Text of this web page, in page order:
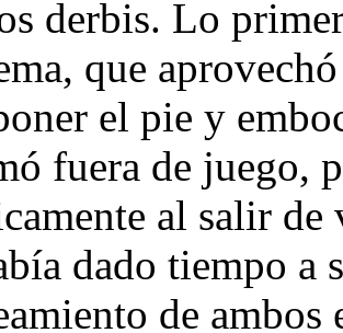
derbis. Lo
que
el pie y
fuera de juego,
al salir
dado tiempo a
de ambos